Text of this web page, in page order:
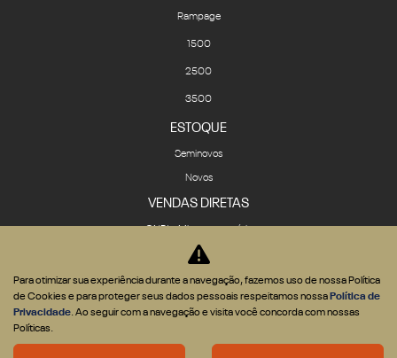
Rampage
1500
2500
3500
ESTOQUE
Seminovos
Novos
VENDAS DIRETAS
CNPJ e Microempresário
Produtor Rural
Governo
Locadora
Para otimizar sua experiência durante a navegação, fazemos uso de nossa Política
de Cookies e para proteger seus dados pessoais respeitamos nossa Política de
Privacidade. Ao seguir com a navegação e visita você concorda com nossas
Políticas.